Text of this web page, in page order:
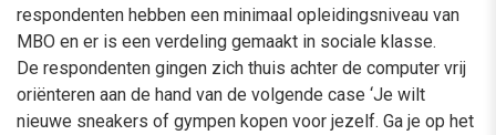
respondenten hebben een minimaal opleidingsniveau van
MBO en er is een verdeling gemaakt in sociale klasse.
De respondenten gingen zich thuis achter de computer vrij
oriënteren aan de hand van de volgende case ‘Je wilt
nieuwe sneakers of gympen kopen voor jezelf. Ga je op het